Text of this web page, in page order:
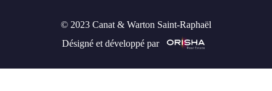
© 2023 Canat & Warton Saint-Raphaël
Désigné et développé par